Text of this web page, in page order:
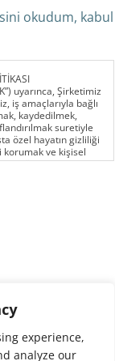
experience,
analyze our
okudum, kabul
uyarınca, Şirketimiz
iş amaçlarıyla bağlı
kaydedilmek,
suretiyle
özel hayatın gizliliği
ve kişisel
ve Yönetmelikler
olarak işlenmesini
yönelik tüm
Şirketimize iş
belirtilenlerle sınırlı
e-posta
merkezi/hizmet
kayıtları